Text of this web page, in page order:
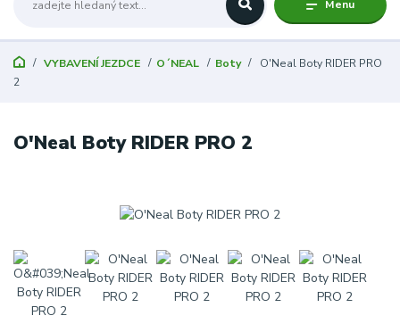
Menu
VYBAVENÍ JEZDCE O´NEAL Boty
O'Neal Boty RIDER PRO
2
O'Neal Boty RIDER PRO 2